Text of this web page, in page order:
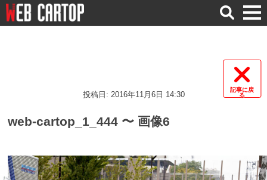
検
索
記事に戻
る
投稿日: 2016年11月6日 14:30
web-cartop_1_444 〜 画像6